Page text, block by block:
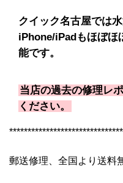
クイック名古屋では
iPhone/iPadもほぼほ
能です。
当店の過去の修理レ
ください。
郵送修理、全国より送料